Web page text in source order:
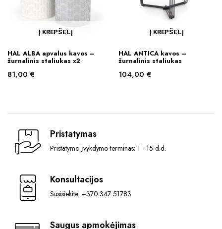
Į KREPŠELĮ
HAL ALBA apvalus kavos –
žurnalinis staliukas x2
81,00 €
Į KREPŠELĮ
HAL ANTICA kavos –
žurnalinis staliukas
104,00 €
Pristatymas
Pristatymo įvykdymo terminas: 1 - 15 d.d.
Konsultacijos
Susisiekite: +370 347 51783
Saugus apmokėjimas